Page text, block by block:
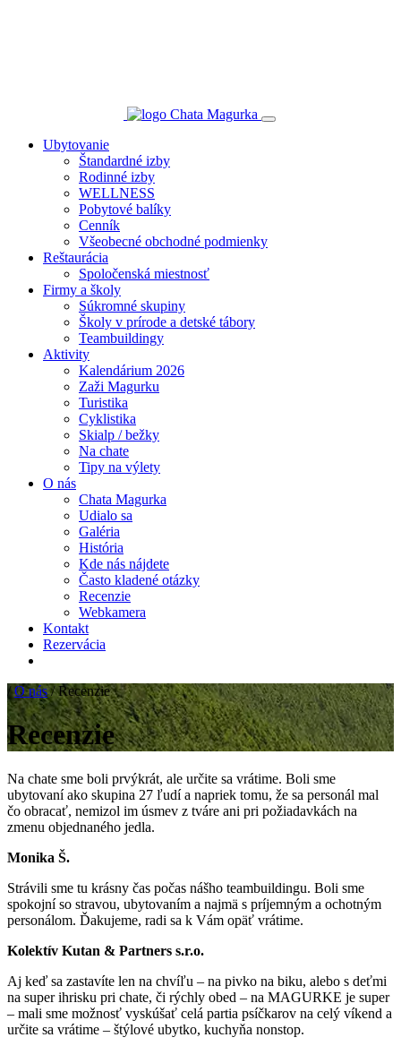
Ubytovanie
Štandardné izby
Rodinné izby
WELLNESS
Pobytové balíky
Cenník
Všeobecné obchodné podmienky
Reštaurácia
Spoločenská miestnosť
Firmy a školy
Súkromné skupiny
Školy v prírode a detské tábory
Teambuildingy
Aktivity
Kalendárium 2026
Zaži Magurku
Turistika
Cyklistika
Skialp / bežky
Na chate
Tipy na výlety
O nás
Chata Magurka
Udialo sa
Galéria
História
Kde nás nájdete
Často kladené otázky
Recenzie
Webkamera
Kontakt
Rezervácia
/ O nás/Recenzie
Recenzie
Na chate sme boli prvýkrát, ale určite sa vrátime. Boli sme
ubytovaní ako skupina 27 ľudí a napriek tomu, že sa personál mal
čo obracať, nemizol im úsmev z tváre ani pri požiadavkách na
zmenu objednaného jedla.
Monika Š.
Strávili sme tu krásny čas počas nášho teambuildingu. Boli sme
spokojní so stravou, ubytovaním a najmä s príjemným a ochotným
personálom. Ďakujeme, radi sa k Vám opäť vrátime.
Kolektív Kutan & Partners s.r.o.
Aj keď sa zastavíte len na chvíľu – na pivko na biku, alebo s deťmi
na super ihrisku pri chate, či rýchly obed – na MAGURKE je super
– mali sme možnosť vyskúšať celá partia psíčkarov na celý víkend a
určite sa vrátime – štýlové ubytko, kuchyňa nonstop.